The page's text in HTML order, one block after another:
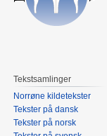
Tekstsamlinger
Norrøne kildetekster
Tekster på dansk
Tekster på norsk